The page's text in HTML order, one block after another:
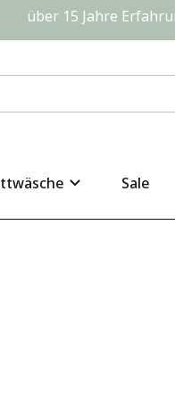
über 15 Jahre
Sale